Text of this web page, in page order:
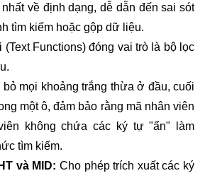
về định dạng, dễ dẫn đến sai sót
tìm kiếm hoặc gộp dữ liệu.
Functions) đóng vai trò là bộ lọc
bỏ mọi khoảng trắng thừa ở đầu, cuối
một ô, đảm bảo rằng mã nhân viên
không chứa các ký tự "ẩn" làm
tìm kiếm.
và MID: Cho phép trích xuất các ký